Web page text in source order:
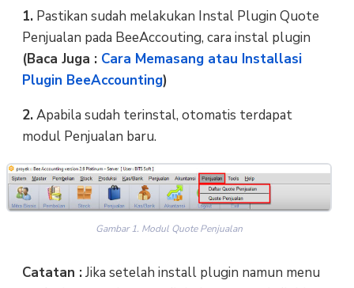
1.Pastikan sudah melakukan Instal Plugin Quote
Penjualan pada BeeAccouting, cara instal plugin
(Baca Juga : Cara Memasang atau Installasi
Plugin BeeAccounting)
2.Apabila sudah terinstal, otomatis terdapat
modul Penjualan baru.
Gambar 1. Modul Quote Penjualan
Catatan :Jika setelah install plugin namun menu